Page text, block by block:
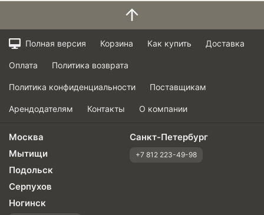
Полная версия Корзина Как купить Доставка
Оплата Политика возврата
Политика конфиденциальности Поставщикам
Арендодателям Контакты О компании
Москва
Мытищи
Подольск
Серпухов
Ногинск
Санкт-Петербург
+7 812 223-49-98